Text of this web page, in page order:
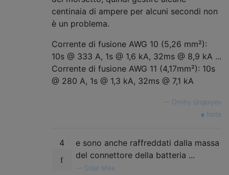
centinaia di ampere per alcuni secondi non
è un problema.
Corrente di fusione AWG 10 (5,26 mm²):
10s @ 333 A, 1s @ 1,6 kA, 32ms @ 8,9 kA ...
Corrente di fusione AWG 11 (4,17mm²): 10s
@ 280 A, 1s @ 1,3 kA, 32ms @ 7,1 kA
Dmitry Grigoryev
fonte
4
e sono anche raffreddati dalla massa
del connettore della batteria ...
Solar Mike